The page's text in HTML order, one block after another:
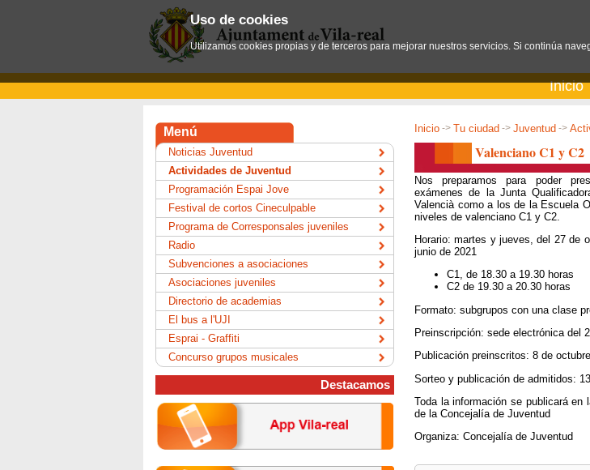
Inicio
Inicio -> Tu ciudad -> Juventud ->
Valenciano C1 y C2
Nos preparamos para poder
exámenes de la Junta
Valencià como a los de la Escuela
niveles de valenciano C1 y C2.
Horario: martes y jueves, del 27 de
junio de 2021
C1, de 18.30 a 19.30 horas
C2 de 19.30 a 20.30 horas
Formato: subgrupos con una clase
Preinscripción: sede electrónica del
Publicación preinscritos: 8 de octubre
Sorteo y publicación de admitidos:
Toda la información se publicará
de la Concejalía de Juventud
Organiza: Concejalía de Juventud
Menú
Noticias Juventud
Actividades de Juventud
Programación Espai Jove
Festival de cortos Cineculpable
Programa de Corresponsales juveniles
Radio
Subvenciones a asociaciones
Asociaciones juveniles
Directorio de academias
El bus a l'UJI
Esprai - Graffiti
Concurso grupos musicales
Destacamos
Uso de cookies
Utilizamos cookies propias y de terceros para mejorar nuestros servicios. Si continúa